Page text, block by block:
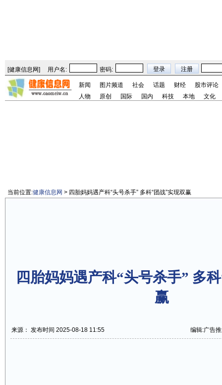
[健康信息网] 用户名: 密码:
新闻 图片频道 社会 话题 财经
股市评论
人物
原创 国际 国内 科技 本地 文化
当前位置:健康信息网 > 四胎妈妈遇产科“头号杀手” 多科“团战”实现双赢
四胎妈妈遇产科“头号杀手” 多
赢
来源： 发布时间 2025-08-18 11:55 编辑:广告